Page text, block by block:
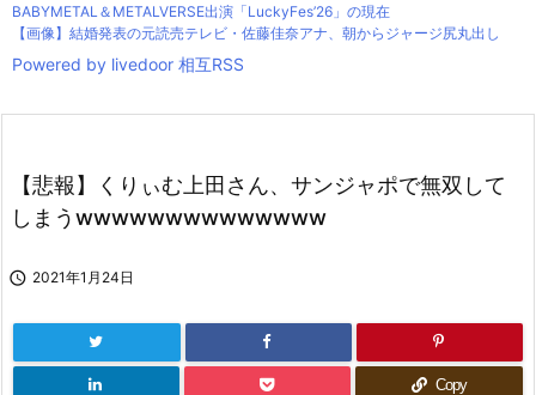
BABYMETAL＆METALVERSE出演「LuckyFes’26」の現在
【画像】結婚発表の元読売テレビ・佐藤佳奈アナ、朝からジャージ尻丸出し
Powered by livedoor 相互RSS
【悲報】くりぃむ上田さん、サンジャポで無双して
しまうwwwwwwwwwwwwww
 2021年1月24日
Copy